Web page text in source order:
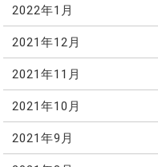
2022年1月
2021年12月
2021年11月
2021年10月
2021年9月